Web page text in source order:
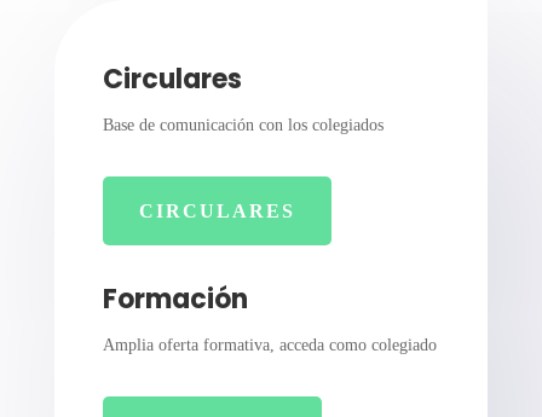
Circulares
Base de comunicación con los colegiados
CIRCULARES
Formación
Amplia oferta formativa, acceda como colegiado